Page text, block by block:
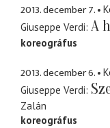
2013. december 7.
Giuseppe Verdi A
koreográfus
2013. december 6.
Giuseppe Verdi
Zalán
koreográfus